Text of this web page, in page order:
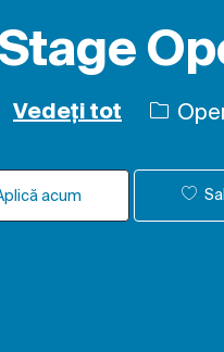
Vedeți tot
acum